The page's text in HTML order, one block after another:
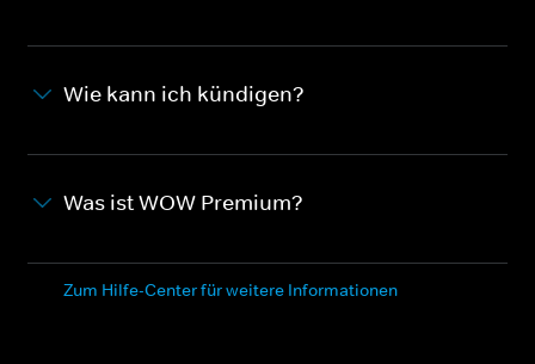
Wie kann ich kündigen?
Was ist WOW Premium?
Zum Hilfe-Center für weitere Informationen